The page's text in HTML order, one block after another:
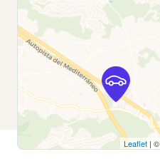
Leaflet | ©